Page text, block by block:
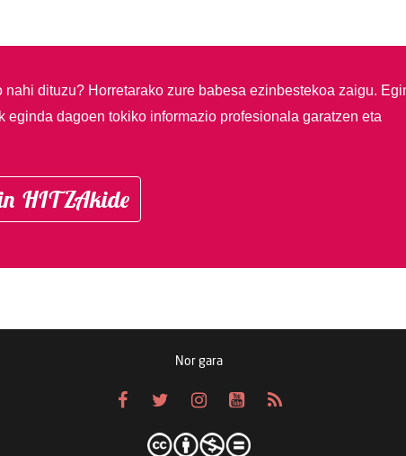
nahi dituzu? Horretarako zure babesa ezinbestekoa zaigu.
eginda dagoen tokiko informazio profesionala garatzen eta
HITZAkide
Nor gara